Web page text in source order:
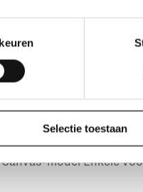
Selectie toestaan
door samen de
en de effecten
veel ervaring met
databestanden.
model Enkele